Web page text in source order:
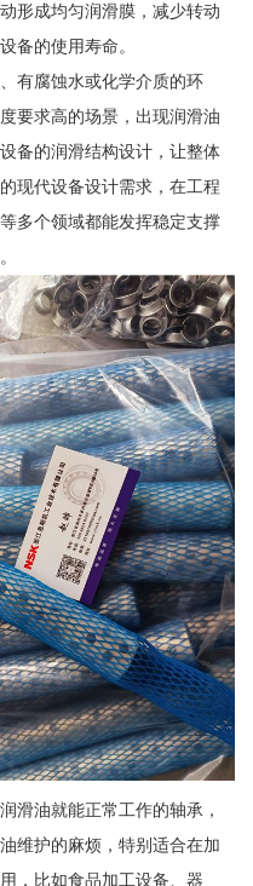
形成均匀润滑膜，减少转动
备的使用寿命。
有腐蚀水或化学介质的环
要求高的场景，出现润滑油
备的润滑结构设计，让整体
现代设备设计需求，在工程
多个领域都能发挥稳定支撑
滑油就能正常工作的轴承，
维护的麻烦，特别适合在加
，比如食品加工设备、器